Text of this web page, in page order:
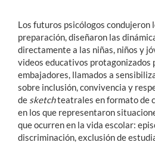
Los futuros psicólogos condujeron
preparación, diseñaron las
directamente a las niñas, niños y
videos educativos protagonizados
embajadores, llamados a
sobre inclusión, convivencia y
de sketchteatrales en formato de
en los que representaron
que ocurren en la vida escolar:
discriminación, exclusión de